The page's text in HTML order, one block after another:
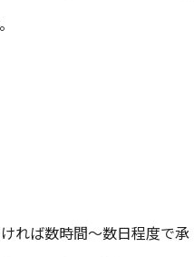
れば数時間～数日程度で承